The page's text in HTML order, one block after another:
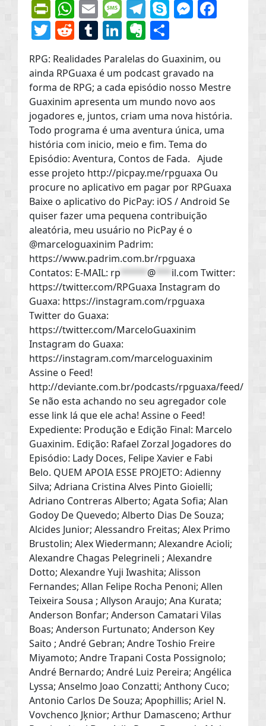
PrintFriendly
WhatsApp
EmailMessage
Telegram
Skype
Twitter
Reddit
Tumblr
LinkedIn
Evernote
RPG: Realidades Paralelas do Guaxinim, ou
ainda RPGuaxa é um podcast gravado na
forma de RPG; a cada episódio nosso Mestre
Guaxinim apresenta um mundo novo aos
jogadores e, juntos, criam uma nova história.
Todo programa é uma aventura única, uma
história com inicio, meio e fim. Tema do
Episódio: Aventura, Contos de Fada. Ajude
esse projeto http://picpay.me/rpguaxa Ou
procure no aplicativo em pagar por RPGuaxa
Baixe o aplicativo do PicPay: iOS / Android Se
quiser fazer uma pequena contribuição
aleatória, meu usuário no PicPay é o
@marceloguaxinim Padrim:
https://www.padrim.com.br/rpguaxa
Contatos: E-MAIL: rp ***** @*** il.com Twitter:
https://twitter.com/RPGuaxa Instagram do
Guaxa: https://instagram.com/rpguaxa
Twitter do Guaxa:
https://twitter.com/MarceloGuaxinim
Instagram do Guaxa:
https://instagram.com/marceloguaxinim
Assine o Feed!
http://deviante.com.br/podcasts/rpguaxa/feed/
Se não esta achando no seu agregador cole
esse link lá que ele acha! Assine o Feed!
Expediente: Produção e Edição Final: Marcelo
Guaxinim. Edição: Rafael Zorzal Jogadores do
Episódio: Lady Doces, Felipe Xavier e Fabi
Belo. QUEM APOIA ESSE PROJETO: Adienny
Silva; Adriana Cristina Alves Pinto Gioielli;
Adriano Contreras Alberto; Agata Sofia; Alan
Godoy De Quevedo; Alberto Dias De Souza;
Alcides Junior; Alessandro Freitas; Alex Primo
Brustolin; Alex Wiedermann; Alexandre Acioli;
Alexandre Chagas Pelegrineli ; Alexandre
Dotto; Alexandre Yuji Iwashita; Alisson
Fernandes; Allan Felipe Rocha Penoni; Allen
Teixeira Sousa ; Allyson Araujo; Ana Kurata;
Anderson Bonfar; Anderson Camatari Vilas
Boas; Anderson Furtunato; Anderson Key
Saito ; André Gebran; Andre Toshio Freire
Miyamoto; Andre Trapani Costa Possignolo;
André Bernardo; André Luiz Pereira; Angélica
Lyssa; Anselmo Joao Conzatti; Anthony Cuco;
Antonio Carlos De Souza; Apophillis; Ariel N.
Vovchenco Jķnior; Arthur Damasceno; Arthur